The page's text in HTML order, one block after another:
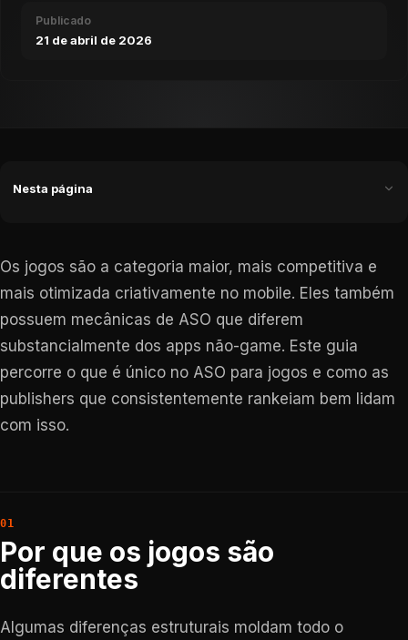
Publicado
21 de abril de 2026
Nesta página
Os jogos são a categoria maior, mais competitiva e
mais otimizada criativamente no mobile. Eles também
possuem mecânicas de ASO que diferem
substancialmente dos apps não-game. Este guia
percorre o que é único no ASO para jogos e como as
publishers que consistentemente rankeiam bem lidam
com isso.
Por que os jogos são
diferentes
Algumas diferenças estruturais moldam todo o